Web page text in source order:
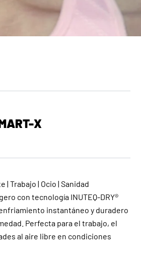
X
| Trabajo | Ocio | Sanidad
con tecnología INUTEQ-DRY®
instantáneo y duradero
Perfecta para el trabajo, el
al aire libre en condiciones